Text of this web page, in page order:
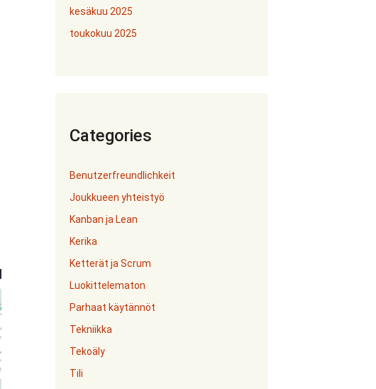
kesäkuu 2025
toukokuu 2025
Categories
Benutzerfreundlichkeit
Joukkueen yhteistyö
Kanban ja Lean
Kerika
Ketterät ja Scrum
Luokittelematon
Parhaat käytännöt
Tekniikka
Tekoäly
Tili